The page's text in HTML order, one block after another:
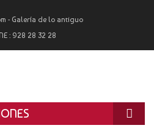
- Galería de lo antiguo
: 928 28 32 28